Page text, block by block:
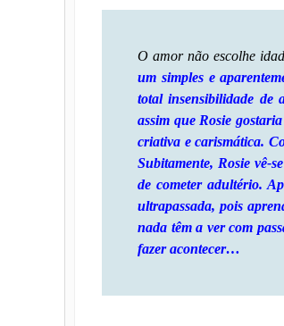
O amor não escolhe
um simples e
total insensibilidade de
assim que Rosie
criativa e carismática.
Subitamente, Rosie vê-
de cometer adultério.
ultrapassada, pois
nada têm a ver com
fazer acontecer…